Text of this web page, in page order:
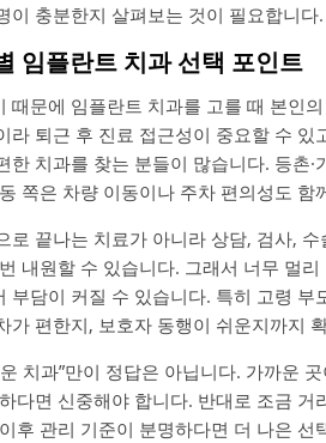
이 충분한지 살펴보는 것이 필요합니다.
임플란트 치과 선택 포인트
때문에 임플란트 치과를 고를 때 본인
라 퇴근 후 진료 접근성이 중요할 수 있
한 치과를 찾는 분들이 많습니다. 등촌
쪽은 차량 이동이나 주차 편의성도 함
로 끝나는 치료가 아니라 상담, 검사,
내원할 수 있습니다. 그래서 너무 멀
부담이 커질 수 있습니다. 특히 고령
가 편한지, 보호자 동행이 쉬운지까지
치과”만이 정답은 아닙니다. 가까운
다면 신중해야 합니다. 반대로 조금
후 관리 기준이 분명하다면 더 나은 선